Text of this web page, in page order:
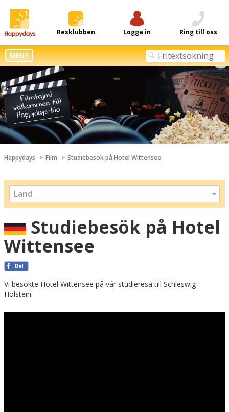
Resklubben Logga in Ring till oss
MENY
Happydays Film Studiebesök på Hotel Wittensee
Land
Studiebesök på Hotel
Wittensee
Vi besökte Hotel Wittensee på vår studieresa till Schleswig-
Holstein.